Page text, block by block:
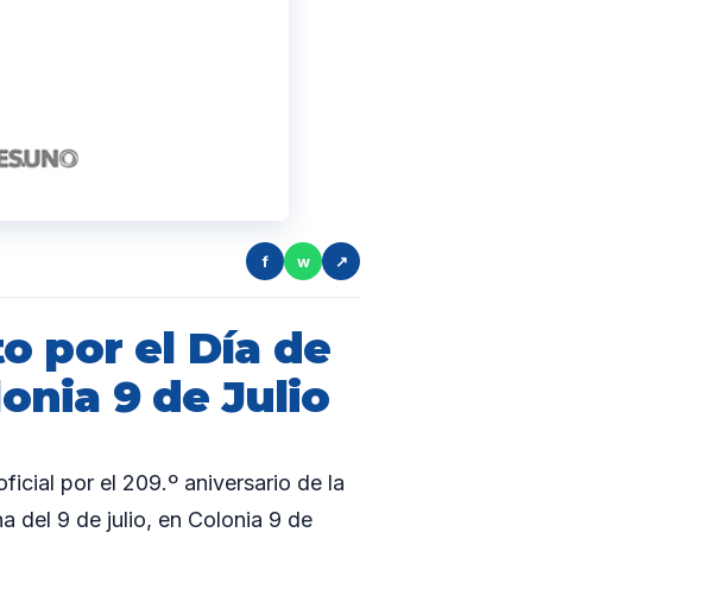
f w ↗
por el Día de
9 de Julio
por el 209.º aniversario de la
del 9 de julio, en Colonia 9 de